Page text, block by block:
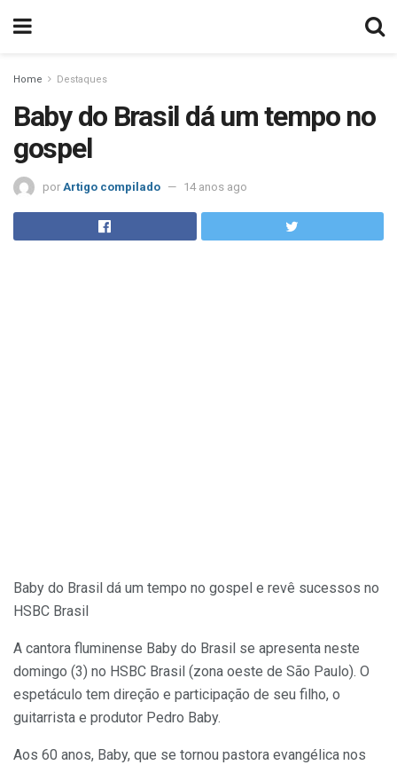
Home Destaques
Baby do Brasil dá um tempo no
gospel
por Artigo compilado 14 anos ago
Baby do Brasil dá um tempo no gospel e revê sucessos no
HSBC Brasil
A cantora fluminense Baby do Brasil se apresenta neste
domingo (3) no HSBC Brasil (zona oeste de São Paulo). O
espetáculo tem direção e participação de seu filho, o
guitarrista e produtor Pedro Baby.
Aos 60 anos, Baby, que se tornou pastora evangélica nos